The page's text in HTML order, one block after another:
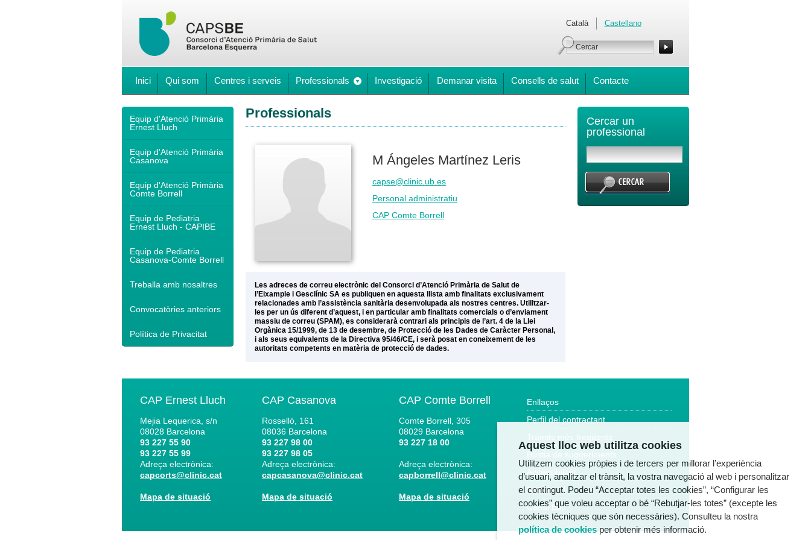
Català Castellano
Inici Qui som Centres i serveis Professionals Investigació Demanar visita Consells de salut Contacte
Equip d'Atenció Primària
Ernest Lluch
Equip d'Atenció Primària
Casanova
Equip d'Atenció Primària
Comte Borrell
Equip de Pediatria
Ernest Lluch - CAPIBE
Equip de Pediatria
Casanova-Comte Borrell
Treballa amb nosaltres
Convocatòries anteriors
Política de Privacitat
Professionals
M Ángeles Martínez Leris
capse@clinic.ub.es
Personal administratiu
CAP Comte Borrell
Les adreces de correu electrònic del Consorci d’Atenció Primària de Salut de
l’Eixample i Gesclínic SA es publiquen en aquesta llista amb finalitats exclusivament
relacionades amb l’assistència sanitària desenvolupada als nostres centres. Utilitzar-
les per un ús diferent d’aquest, i en particular amb finalitats comercials o d’enviament
massiu de correu (SPAM), es considerarà contrari als principis de l’art. 4 de la Llei
Orgànica 15/1999, de 13 de desembre, de Protecció de les Dades de Caràcter Personal,
i als seus equivalents de la Directiva 95/46/CE, i serà posat en coneixement de les
autoritats competents en matèria de protecció de dades.
Cercar un
professional
CAP Ernest Lluch
Mejia Lequerica, s/n
08028 Barcelona
93 227 55 90
93 227 55 99
Adreça electrònica:
capcorts@clinic.cat
Mapa de situació
CAP Casanova
Rosselló, 161
08036 Barcelona
93 227 98 00
93 227 98 05
Adreça electrònica:
capcasanova@clinic.cat
Mapa de situació
CAP Comte Borrell
Comte Borrell, 305
08029 Barcelona
93 227 18 00
Adreça electrònica:
capborrell@clinic.cat
Mapa de situació
Enllaços
Perfil del contractant
Tràmits més freqüents
Bústia de suggeriments
Accessibilitat
Nota legal
Canal Ètic
Aquest lloc web utilitza cookies
Utilitzem cookies pròpies i de tercers per millorar l’experiència
d’usuari, analitzar el trànsit, la vostra navegació al web i personalitzar
el contingut. Podeu “Acceptar totes les cookies”, “Configurar les
cookies” que voleu acceptar o bé “Rebutjar-les totes” (excepte les
cookies tècniques que són necessàries). Consulteu la nostra
política de cookiesper obtenir més informació.